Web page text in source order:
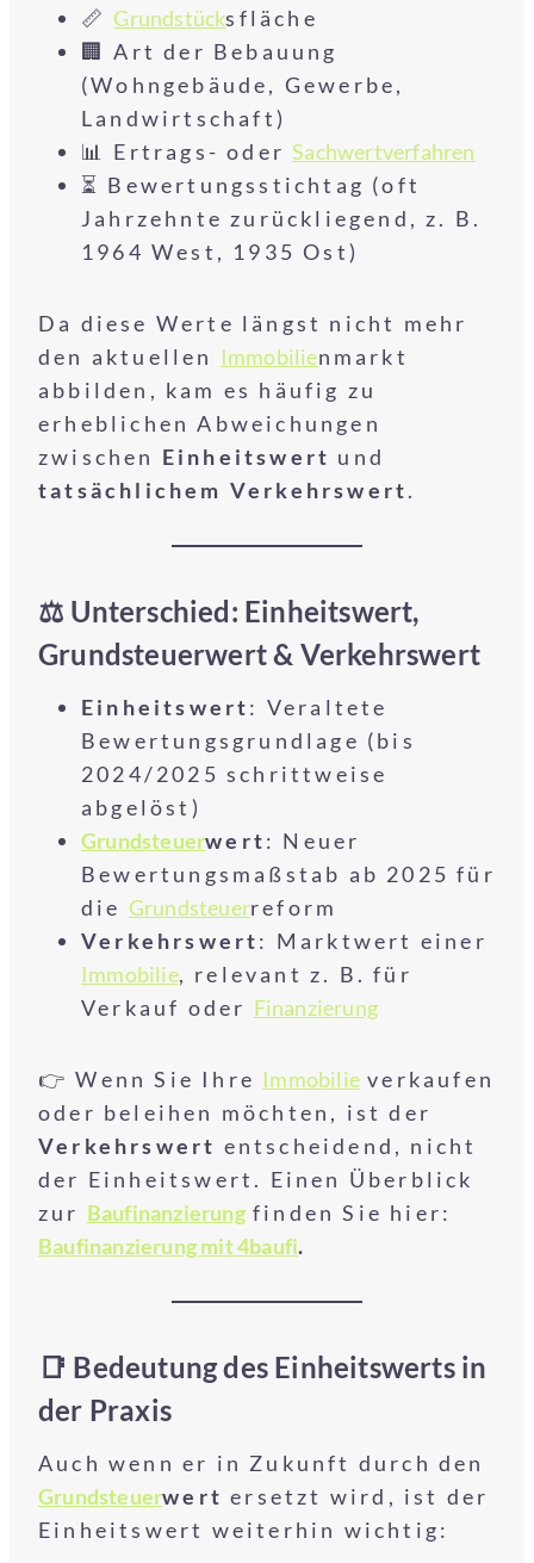
📏 Grundstücksfläche
🏢 Art der Bebauung
(Wohngebäude, Gewerbe,
Landwirtschaft)
📊 Ertrags- oderSachwertverfahren
⏳ Bewertungsstichtag (oft
Jahrzehnte zurückliegend, z. B.
1964 West, 1935 Ost)
Da diese Werte längst nicht mehr
den aktuellen Immobilienmarkt
abbilden, kam es häufig zu
erheblichen Abweichungen
zwischen Einheitswert und
tatsächlichem Verkehrswert.
⚖️ Unterschied: Einheitswert,
Grundsteuerwert & Verkehrswert
Einheitswert: Veraltete
Bewertungsgrundlage (bis
2024/2025 schrittweise
abgelöst)
Grundsteuerwert: Neuer
Bewertungsmaßstab ab 2025 für
die Grundsteuerreform
Verkehrswert: Marktwert einer
Immobilie, relevant z. B. für
Verkauf oder Finanzierung
👉 Wenn Sie Ihre Immobilie verkaufen
oder beleihen möchten, ist der
Verkehrswert entscheidend, nicht
der Einheitswert. Einen Überblick
zur Baufinanzierungfinden Sie hier:
Baufinanzierung mit 4baufi.
📑 Bedeutung des Einheitswerts in
der Praxis
Auch wenn er in Zukunft durch den
Grundsteuerwert ersetzt wird, ist der
Einheitswert weiterhin wichtig: